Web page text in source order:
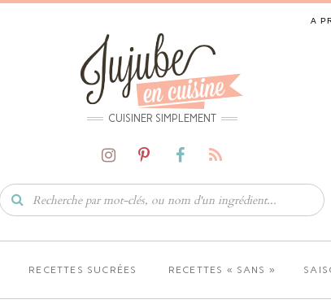
A
CUISINER SIMPLEMENT
RECETTES SUCRÉES RECETTES « SANS »